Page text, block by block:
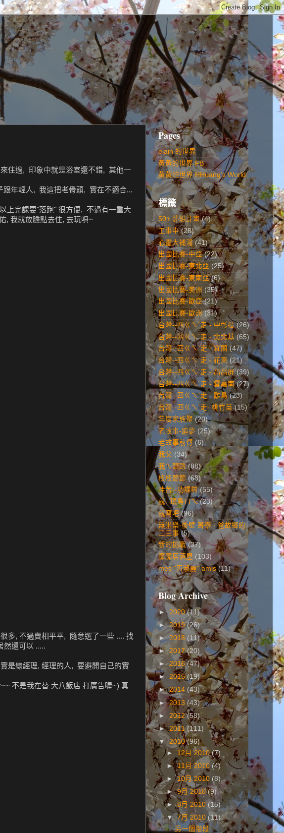
住過, 印象中就是浴室還不錯, 其他一
跟年輕人, 我這把老骨頭, 實在不適合...
上完課要"落跑" 很方便, 不過有一重大
, 我就放膽點去住, 去玩唄~
多, 不過賣相平平, 隨意選了一些 .... 找
還可以 .....
是總經理, 經理的人, 要避開自己的實
不是我在替 大八飯店 打廣告喔~) 真
Pages
elain 的世界
黃黃的世界 FB
黃黃的世界 HHuang's World
標籤
50+ 夢想計畫 (4)
工事中 (28)
心靈大補湯 (41)
出國比賽-中亞 (22)
出國比賽-東北亞 (25)
出國比賽-東南亞 (6)
出國比賽-美洲 (35)
出國比賽-歐亞 (21)
出國比賽-歐洲 (31)
台灣--四ㄍㄟˋ走 - 中彰投 (26)
台灣--四ㄍㄟˋ走 - 北北基 (65)
台灣--四ㄍㄟˋ走 - 宜蘭 (47)
台灣--四ㄍㄟˋ走 - 花東 (21)
台灣--四ㄍㄟˋ走 - 高高屏 (39)
台灣--四ㄍㄟˋ走 - 雲嘉南 (27)
台灣--四ㄍㄟˋ走 - 離島 (23)
台灣--四ㄍㄟˋ走- 桃竹苗 (15)
年度家族聚 (20)
老故事-追夢 (25)
老故事前傳 (6)
我父 (34)
我ㄟ頭路 (88)
枝枝節節 (68)
哇苦--功課啦 (55)
就--環島ㄇㄟ (23)
就寫吧 (96)
無米樂-後壁 菁寮 - 爸故鄉的
二三事 (5)
新的挑戰 (37)
靡靡居酒屋 (103)
mes "ㄞ淑麗" amis (11)
Blog Archive
► 2020(11)
►2019(26)
►2018 (11)
►2017(20)
►2016(47)
► 2015(19)
►2014 (43)
►2013 (43)
► 2012(58)
►2011(111)
▼ 2010(96)
► 12月 2010(7)
►11月 2010 (4)
►10月 2010 (8)
►9月 2010(9)
►8月 2010 (15)
▼ 7月 2010 (11)
另一個階段